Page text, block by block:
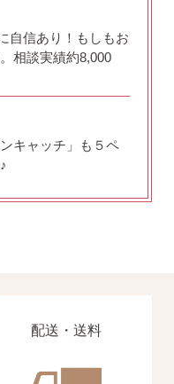
せた「メッセージカー
自信あり！ もしもお
相談実績約8,000
キャッチ」も５ペ
配送・送料